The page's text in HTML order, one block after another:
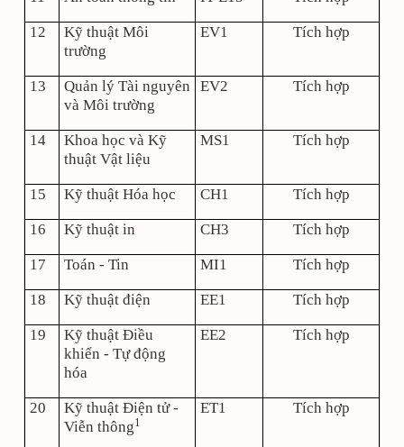
12
Kỹ thuật Môi
trường
EV1 Tích hợp
13
Quản lý Tài nguyên
và Môi trường
EV2 Tích hợp
14
Khoa học và Kỹ
thuật Vật liệu
MS1 Tích hợp
15 Kỹ thuật Hóa học CH1 Tích hợp
16 Kỹ thuật in CH3 Tích hợp
17 Toán - Tin MI1 Tích hợp
18 Kỹ thuật điện EE1 Tích hợp
19
Kỹ thuật Điều
khiển - Tự động
hóa
EE2 Tích hợp
20
Kỹ thuật Điện tử -
Viễn thông1
ET1 Tích hợp